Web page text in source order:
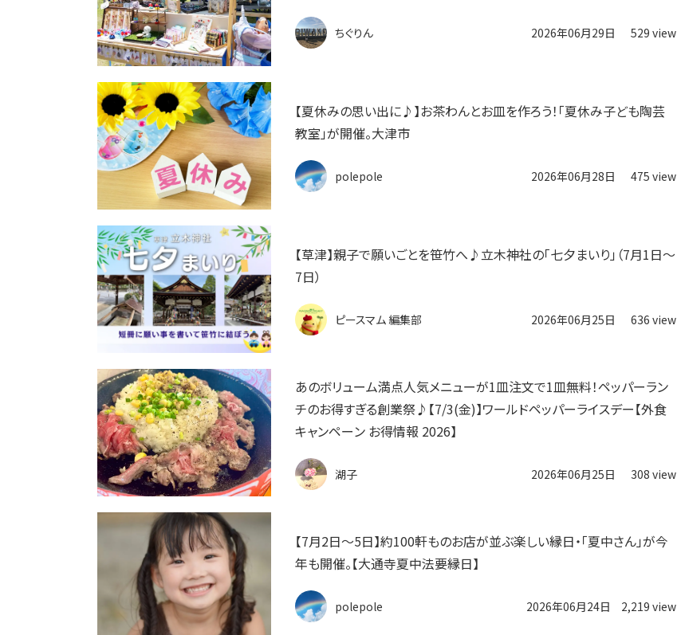
ちぐりん 2026年06月29日 529 view
【夏休みの思い出に♪】お茶わんとお皿を作ろう！「夏休み子ども陶芸
教室」が開催。大津市
polepole 2026年06月28日 475 view
【草津】親子で願いごとを笹竹へ♪立木神社の「七夕まいり」（7月1日〜
7日）
ピースマム 編集部 2026年06月25日 636 view
あのボリューム満点人気メニューが1皿注文で1皿無料！ペッパーラン
チのお得すぎる創業祭♪【7/3(金)】ワールドペッパーライスデー【外食
キャンペーン お得情報 2026】
湖子 2026年06月25日 308 view
【7月2日〜5日】約100軒ものお店が並ぶ楽しい縁日・「夏中さん」が今
年も開催。【大通寺夏中法要縁日】
polepole 2026年06月24日 2,219 view